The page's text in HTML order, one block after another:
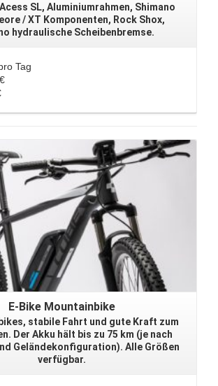
SL, Aluminiumrahmen, Shimano
/ XT Komponenten, Rock Shox,
hydraulische Scheibenbremse.
Tag
E-Bike Mountainbike
stabile Fahrt und gute Kraft zum
Der Akku hält bis zu 75 km (je nach
Geländekonfiguration). Alle Größen
verfügbar.